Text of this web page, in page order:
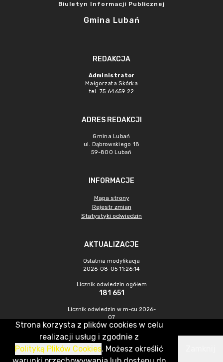
Biuletyn Informacji Publicznej
Gmina Lubań
REDAKCJA
Administrator
Małgorzata Skórka
tel. 75 64659 22
ADRES REDAKCJI
Gmina Lubań
ul. Dąbrowskiego 18
59-800 Lubań
INFORMACJE
Mapa strony
Rejestr zmian
Statystyki odwiedzin
AKTUALIZACJE
Ostatnia modyfikacja
2026-08-05 11:26:14
Licznik odwiedzin ogółem
181 651
Licznik odwiedzin w m-cu 2026-
07
242
CMS & Hosting: Nefeni Sp. z o.o.
Strona korzysta z plików cookies w celu
realizacji usług i zgodnie z
Polityką Plików Cookies. Możesz określić